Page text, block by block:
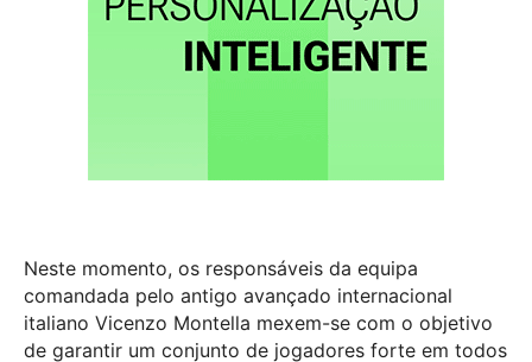
Neste momento, os responsáveis da equipa
comandada pelo antigo avançado internacional
italiano Vicenzo Montella mexem-se com o objetivo
de garantir um conjunto de jogadores forte em todos